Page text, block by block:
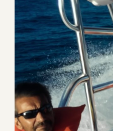
–
DER
FALL